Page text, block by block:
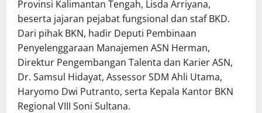
Provinsi Kalimantan Tengah, Lisda Arriyana,
beserta jajaran pejabat fungsional dan staf BKD.
Dari pihak BKN, hadir Deputi Pembinaan
Penyelenggaraan Manajemen ASN Herman,
Direktur Pengembangan Talenta dan Karier ASN,
Dr. Samsul Hidayat, Assessor SDM Ahli Utama,
Haryomo Dwi Putranto, serta Kepala Kantor BKN
Regional VIII Soni Sultana.